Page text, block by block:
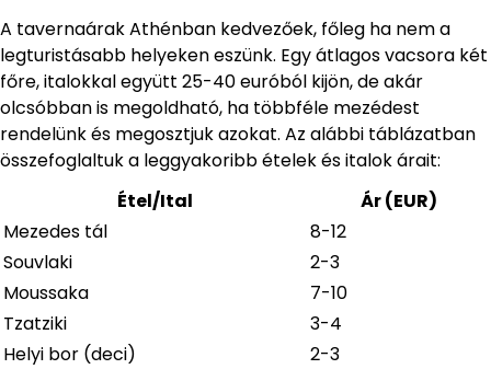
A tavernaárak Athénban kedvezőek, főleg ha nem a
legturistásabb helyeken eszünk. Egy átlagos vacsora két
főre, italokkal együtt 25-40 euróból kijön, de akár
olcsóbban is megoldható, ha többféle mezédest
rendelünk és megosztjuk azokat. Az alábbi táblázatban
összefoglaltuk a leggyakoribb ételek és italok árait:
Étel/Ital
Ár (EUR)
Mezedes tál
8-12
Souvlaki
2-3
Moussaka
7-10
Tzatziki
3-4
Helyi bor (deci)
2-3